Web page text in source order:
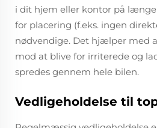
i dit hjem eller kontor på
for placering (f.eks. ingen
nødvendige. Det hjælper med
mod at blive for irriterede og
spredes gennem hele bilen.
Vedligeholdelse til